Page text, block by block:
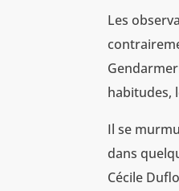
Les
habitudes,
Il se
dans
Cécile